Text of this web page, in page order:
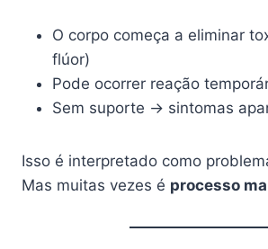
O corpo começa a eliminar
flúor)
Pode ocorrer reação
Sem suporte → sintomas
Isso é interpretado como
Mas muitas vezes é processo